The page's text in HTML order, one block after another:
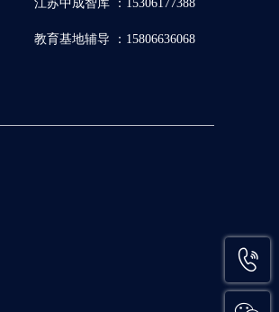
江苏中成智库 ：15306177388
教育基地辅导 ：15806636068